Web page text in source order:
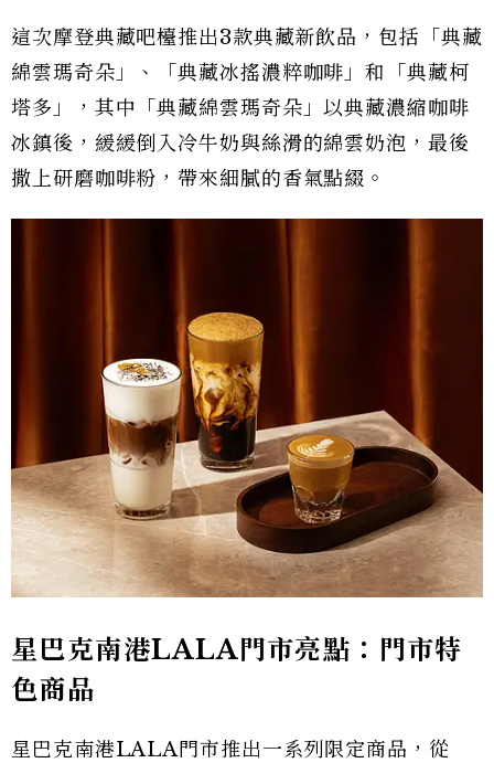
這次摩登典藏吧檯推出3款典藏新飲品，包括「典藏
綿雲瑪奇朵」、「典藏冰搖濃粹咖啡」和「典藏柯
塔多」，其中「典藏綿雲瑪奇朵」以典藏濃縮咖啡
冰鎮後，緩緩倒入冷牛奶與絲滑的綿雲奶泡，最後
撒上研磨咖啡粉，帶來細膩的香氣點綴。
星巴克南港LALA門市亮點：門市特
色商品
星巴克南港LALA門市推出一系列限定商品，從